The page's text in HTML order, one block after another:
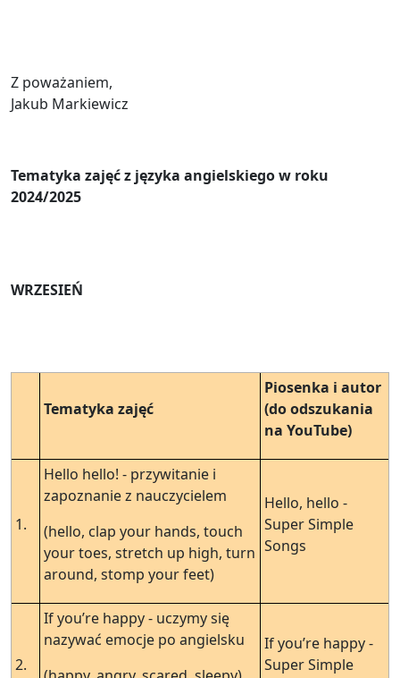
Z poważaniem,
Jakub Markiewicz
Tematyka zajęć z języka angielskiego w roku
2024/2025
WRZESIEŃ
Tematyka zajęć
Piosenka i autor
(do odszukania
na YouTube)
1.
Hello hello! - przywitanie i
zapoznanie z nauczycielem
(hello, clap your hands, touch
your toes, stretch up high, turn
around, stomp your feet)
Hello, hello -
Super Simple
Songs
2.
If you’re happy - uczymy się
nazywać emocje po angielsku
If you’re happy -
Super Simple